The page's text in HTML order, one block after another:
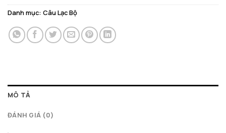
Danh mục: Câu Lạc Bộ
MÔ TẢ
ĐÁNH GIÁ (0)